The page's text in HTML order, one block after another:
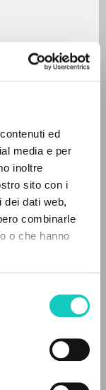
ed
media e per
inoltre
sito con i
dei dati web,
combinarle
o che hanno